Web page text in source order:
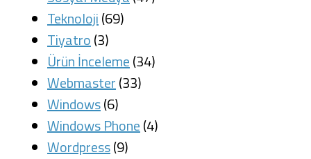
Teknoloji(69)
Tiyatro(3)
Ürün İnceleme(34)
Webmaster(33)
Windows(6)
Windows Phone(4)
Wordpress(9)